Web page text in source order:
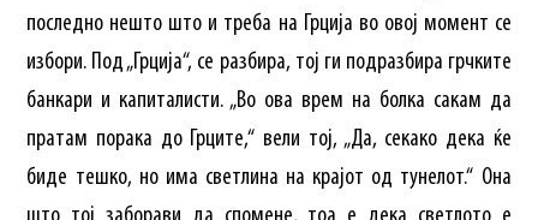
последно нешто што и треба на Грција во овој момент се
избори. Под „Грција“, се разбира, тој ги подразбира грчките
банкари и капиталисти. „Во ова врем на болка сакам да
пратам порака до Грците,“ вели тој, „Да, секако дека ќе
биде тешко, но има светлина на крајот од тунелот.“ Она